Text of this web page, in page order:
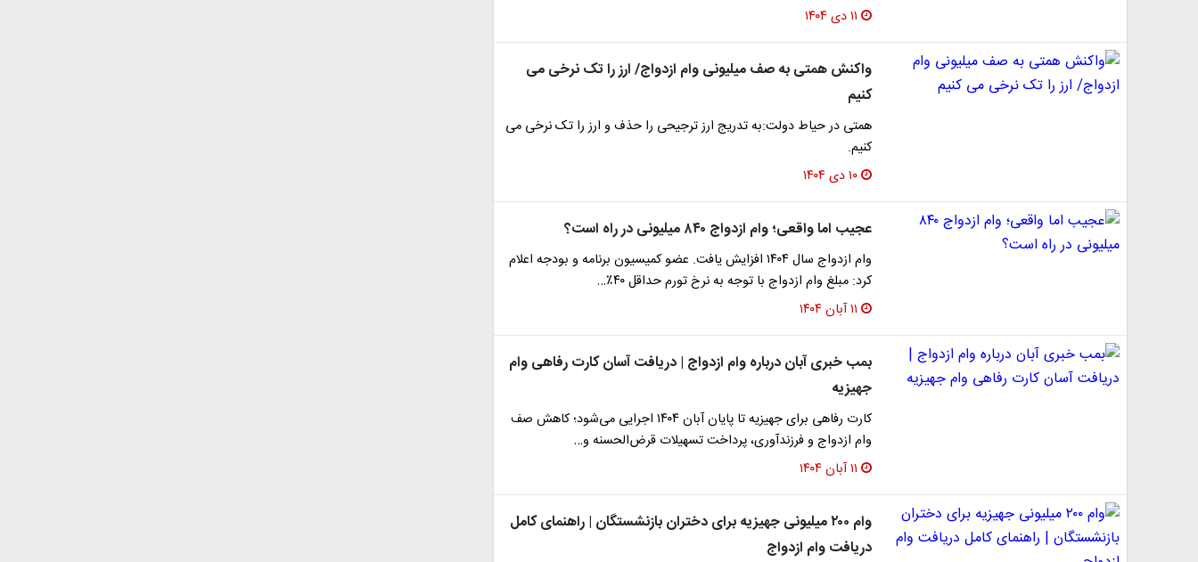
۱۱ دی ۱۴۰۴
واکنش همتی به صف میلیونی وام ازدواج/ ارز را تک نرخی می
کنیم
همتی در حیاط دولت:به تدریج ارز ترجیحی را حذف و ارز را تک نرخی می
کنیم.
۱۰ دی ۱۴۰۴
عجیب اما واقعی؛ وام ازدواج ۸۴۰ میلیونی در راه است؟
وام ازدواج سال ۱۴۰۴ افزایش یافت. عضو کمیسیون برنامه و بودجه اعلام
کرد: مبلغ وام ازدواج با توجه به نرخ تورم حداقل ۴۰٪…
۱۱ آبان ۱۴۰۴
بمب خبری آبان درباره وام ازدواج | دریافت آسان کارت رفاهی وام
جهیزیه
کارت رفاهی برای جهیزیه تا پایان آبان ۱۴۰۴ اجرایی می‌شود؛ کاهش صف
وام ازدواج و فرزندآوری، پرداخت تسهیلات قرض‌الحسنه و…
۱۱ آبان ۱۴۰۴
وام ۲۰۰ میلیونی جهیزیه برای دختران بازنشستگان | راهنمای کامل
دریافت وام ازدواج